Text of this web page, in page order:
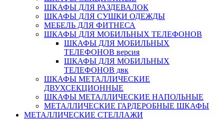
ШКАФЫ ДЛЯ РАЗДЕВАЛОК
ШКАФЫ ДЛЯ СУШКИ ОДЕЖДЫ
МЕБЕЛЬ ДЛЯ ФИТНЕСА
ШКАФЫ ДЛЯ МОБИЛЬНЫХ ТЕЛЕФОНОВ
ШКАФЫ ДЛЯ МОБИЛЬНЫХ
ТЕЛЕФОНОВ версия
ШКАФЫ ДЛЯ МОБИЛЬНЫХ
ТЕЛЕФОНОВ двк
ШКАФЫ МЕТАЛЛИЧЕСКИЕ
ДВУХСЕКЦИОННЫЕ
ШКАФЫ МЕТАЛЛИЧЕСКИЕ НАПОЛЬНЫЕ
МЕТАЛЛИЧЕСКИЕ ГАРДЕРОБНЫЕ ШКАФЫ
МЕТАЛЛИЧЕСКИЕ СТЕЛЛАЖИ